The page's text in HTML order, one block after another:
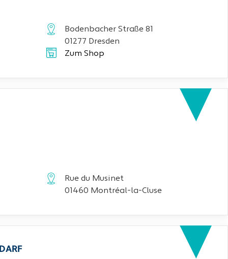
Bodenbacher Straße 81
01277 Dresden
Zum Shop
Rue du Musinet
01460 Montréal-la-Cluse